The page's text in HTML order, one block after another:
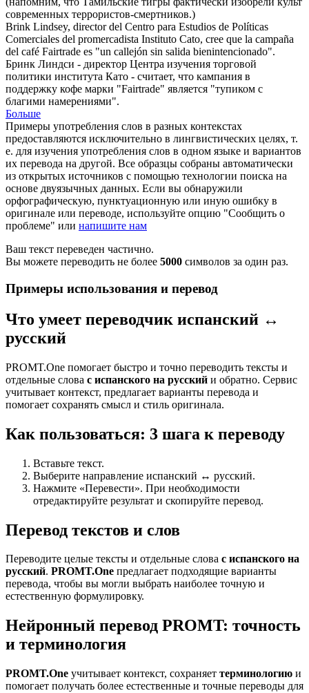
современных террористов-смертников.)
Brink Lindsey, director del Centro para Estudios de Políticas
Comerciales del promercadista Instituto Cato, cree que la campaña
del café Fairtrade es "un callejón sin salida bienintencionado".
Бринк Линдси - директор Центра изучения торговой
политики института Като - считает, что кампания в
поддержку кофе марки "Fairtrade" является "тупиком с
благими намерениями".
Больше
Примеры употребления слов в разных контекстах
предоставляются исключительно в лингвистических целях, т.
е. для изучения употребления слов в одном языке и вариантов
их перевода на другой. Все образцы собраны автоматически
из открытых источников с помощью технологии поиска на
основе двуязычных данных. Если вы обнаружили
орфографическую, пунктуационную или иную ошибку в
оригинале или переводе, используйте опцию "Сообщить о
проблеме" или напишите нам
Ваш текст переведен частично.
Вы можете переводить не более 5000 символов за один раз.
Примеры использования и перевод
Что умеет переводчик испанский ↔
русский
PROMT.One помогает быстро и точно переводить тексты и
отдельные слова с испанского на русский и обратно. Сервис
учитывает контекст, предлагает варианты перевода и
помогает сохранять смысл и стиль оригинала.
Как пользоваться: 3 шага к переводу
Вставьте текст.
Выберите направление испанский ↔ русский.
Нажмите «Перевести». При необходимости
отредактируйте результат и скопируйте перевод.
Перевод текстов и слов
Переводите целые тексты и отдельные слова с испанского на
русский. PROMT.One предлагает подходящие варианты
перевода, чтобы вы могли выбрать наиболее точную и
естественную формулировку.
Нейронный перевод PROMT: точность
и терминология
PROMT.One учитывает контекст, сохраняет терминологию и
помогает получать более естественные и точные переводы для